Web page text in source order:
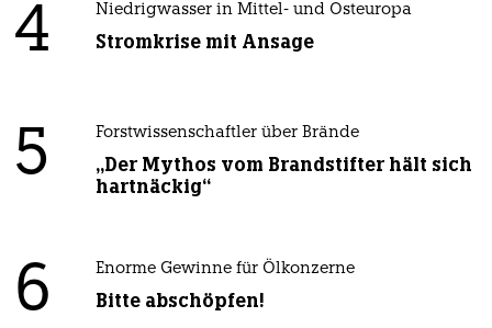
4 Niedrigwasser in Mittel- und Osteuropa
Stromkrise mit Ansage
5 Forstwissenschaftler über Brände
„Der Mythos vom Brandstifter hält sich
hartnäckig“
6 Enorme Gewinne für Ölkonzerne
Bitte abschöpfen!